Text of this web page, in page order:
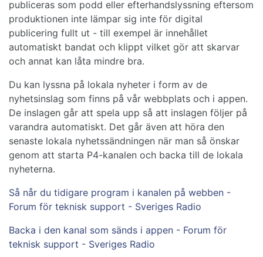
publiceras som podd eller efterhandslyssning eftersom
produktionen inte lämpar sig inte för digital
publicering fullt ut - till exempel är innehållet
automatiskt bandat och klippt vilket gör att skarvar
och annat kan låta mindre bra.
Du kan lyssna på lokala nyheter i form av de
nyhetsinslag som finns på vår webbplats och i appen.
De inslagen går att spela upp så att inslagen följer på
varandra automatiskt. Det går även att höra den
senaste lokala nyhetssändningen när man så önskar
genom att starta P4-kanalen och backa till de lokala
nyheterna.
Så når du tidigare program i kanalen på webben -
Forum för teknisk support - Sveriges Radio
Backa i den kanal som sänds i appen - Forum för
teknisk support - Sveriges Radio